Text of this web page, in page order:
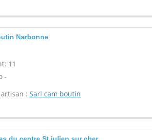
Narbonne
11
-
: Sarl cam boutin